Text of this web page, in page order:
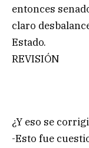
entonces
claro
Estado.
REVISIÓN
¿Y eso se
-Esto fue